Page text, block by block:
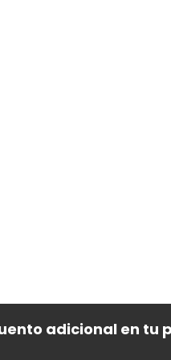
adicional en tu